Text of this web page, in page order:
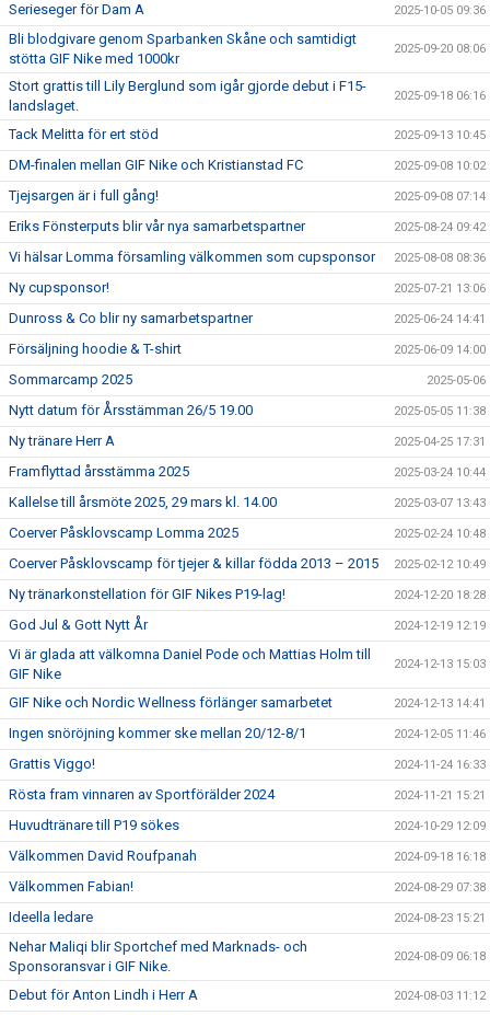
Serieseger för Dam A 2025-10-05 09:36
Bli blodgivare genom Sparbanken Skåne och samtidigt
stötta GIF Nike med 1000kr
2025-09-20 08:06
Stort grattis till Lily Berglund som igår gjorde debut i F15-
landslaget.
2025-09-18 06:16
Tack Melitta för ert stöd 2025-09-13 10:45
DM-finalen mellan GIF Nike och Kristianstad FC 2025-09-08 10:02
Tjejsargen är i full gång! 2025-09-08 07:14
Eriks Fönsterputs blir vår nya samarbetspartner 2025-08-24 09:42
Vi hälsar Lomma församling välkommen som cupsponsor 2025-08-08 08:36
Ny cupsponsor! 2025-07-21 13:06
Dunross & Co blir ny samarbetspartner 2025-06-24 14:41
Försäljning hoodie & T-shirt 2025-06-09 14:00
Sommarcamp 2025 2025-05-06
Nytt datum för Årsstämman 26/5 19.00 2025-05-05 11:38
Ny tränare Herr A 2025-04-25 17:31
Framflyttad årsstämma 2025 2025-03-24 10:44
Kallelse till årsmöte 2025, 29 mars kl. 14.00 2025-03-07 13:43
Coerver Påsklovscamp Lomma 2025 2025-02-24 10:48
Coerver Påsklovscamp för tjejer & killar födda 2013 – 2015 2025-02-12 10:49
Ny tränarkonstellation för GIF Nikes P19-lag! 2024-12-20 18:28
God Jul & Gott Nytt År 2024-12-19 12:19
Vi är glada att välkomna Daniel Pode och Mattias Holm till
GIF Nike
2024-12-13 15:03
GIF Nike och Nordic Wellness förlänger samarbetet 2024-12-13 14:41
Ingen snöröjning kommer ske mellan 20/12-8/1 2024-12-05 11:46
Grattis Viggo! 2024-11-24 16:33
Rösta fram vinnaren av Sportförälder 2024 2024-11-21 15:21
Huvudtränare till P19 sökes 2024-10-29 12:09
Välkommen David Roufpanah 2024-09-18 16:18
Välkommen Fabian! 2024-08-29 07:38
Ideella ledare 2024-08-23 15:21
Nehar Maliqi blir Sportchef med Marknads- och
Sponsoransvar i GIF Nike.
2024-08-09 06:18
Debut för Anton Lindh i Herr A 2024-08-03 11:12